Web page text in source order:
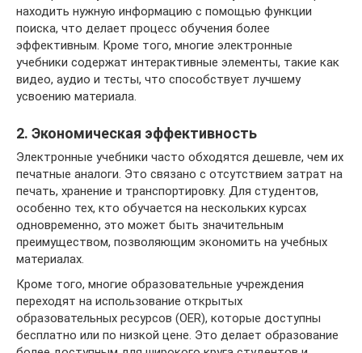
находить нужную информацию с помощью функции
поиска, что делает процесс обучения более
эффективным. Кроме того, многие электронные
учебники содержат интерактивные элементы, такие как
видео, аудио и тесты, что способствует лучшему
усвоению материала.
2. Экономическая эффективность
Электронные учебники часто обходятся дешевле, чем их
печатные аналоги. Это связано с отсутствием затрат на
печать, хранение и транспортировку. Для студентов,
особенно тех, кто обучается на нескольких курсах
одновременно, это может быть значительным
преимуществом, позволяющим экономить на учебных
материалах.
Кроме того, многие образовательные учреждения
переходят на использование открытых
образовательных ресурсов (OER), которые доступны
бесплатно или по низкой цене. Это делает образование